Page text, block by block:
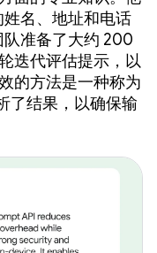
名、地址和电话
队准备了大约 200
迭代评估提示，以
的方法是一种称为
了结果，以确保输